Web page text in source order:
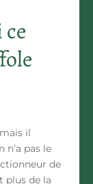
il
n’a pas le
de
plus de la